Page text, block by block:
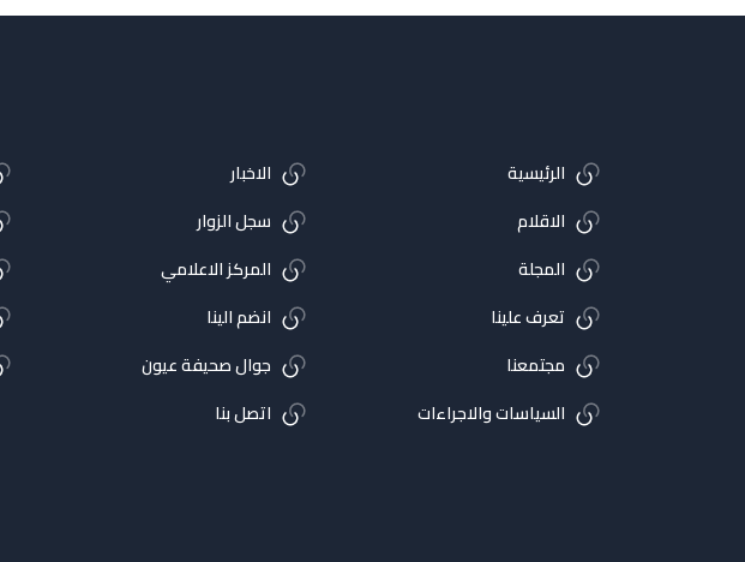
الرئيسية الاخبار
الاقلام
سجل الزوار
المجلة
المركز الاعلامي
تعرف علينا
انضم الينا
مجتمعنا
جوال صحيفة عيون
السياسات والاجراءات
اتصل بنا